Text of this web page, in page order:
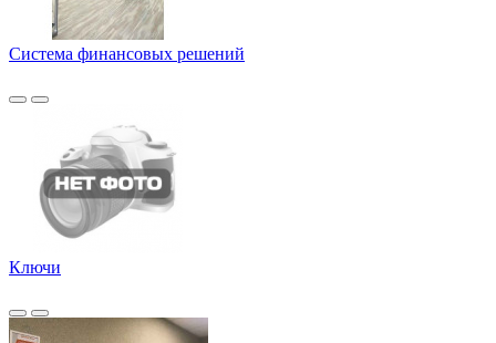
Система финансовых решений
Ключи